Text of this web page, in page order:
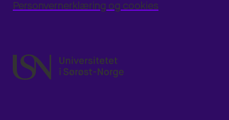
Personvernerklæring og cookies